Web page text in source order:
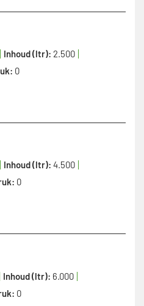
Inhoud (ltr): 2.500
0
Inhoud (ltr): 4.500
0
Inhoud (ltr): 6.000
0